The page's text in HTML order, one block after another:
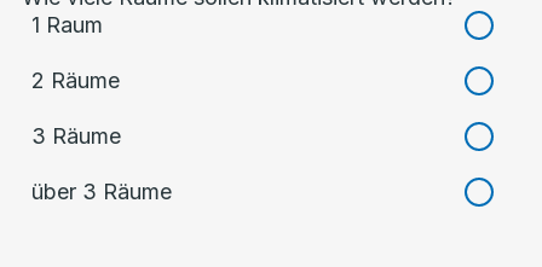
1 Raum
2 Räume
3 Räume
über 3 Räume